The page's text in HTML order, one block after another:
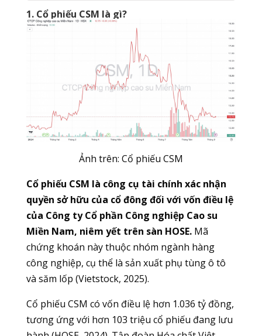
1. Cổ phiếu CSM là gì?
Ảnh trên: Cổ phiếu CSM
Cổ phiếu CSM là công cụ tài chính xác nhận
quyền sở hữu của cổ đông đối với vốn điều lệ
của Công ty Cổ phần Công nghiệp Cao su
Miền Nam, niêm yết trên sàn HOSE.Mã
chứng khoán này thuộc nhóm ngành hàng
công nghiệp, cụ thể là sản xuất phụ tùng ô tô
và săm lốp (Vietstock, 2025).
Cổ phiếu CSM có vốn điều lệ hơn 1.036 tỷ đồng,
tương ứng với hơn 103 triệu cổ phiếu đang lưu